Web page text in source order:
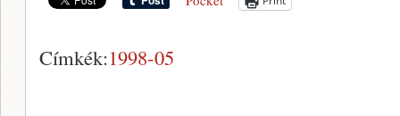
Címkék:1998-05